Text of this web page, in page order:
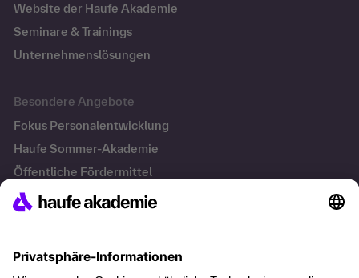
Website der Haufe Akademie
Seminare & Trainings
Unternehmenslösungen
Besondere Angebote
Fokus Personalentwicklung
Haufe Sommer-Akademie
Öffentliche Fördermittel
Transfersicherung
Die letzten Artikel